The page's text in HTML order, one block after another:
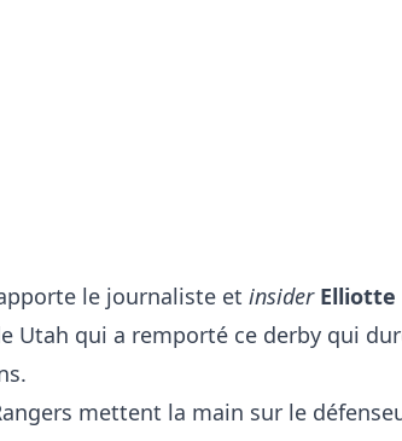
le journaliste et insider Elliotte
Utah qui a remporté ce derby qui
mettent la main sur le